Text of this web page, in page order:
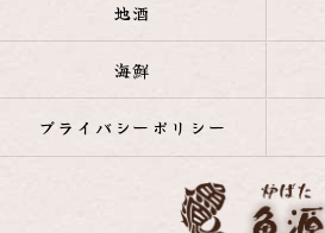
地酒
海鮮
プライバシーポリシー